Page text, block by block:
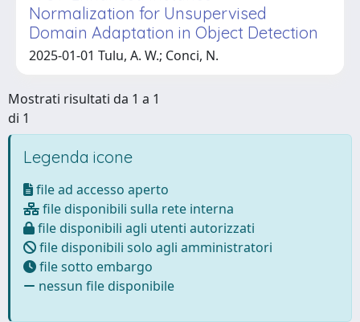
Normalization for Unsupervised
Domain Adaptation in Object Detection
2025-01-01 Tulu, A. W.; Conci, N.
Mostrati risultati da 1 a 1
di 1
Legenda icone
file ad accesso aperto
file disponibili sulla rete interna
file disponibili agli utenti autorizzati
file disponibili solo agli amministratori
file sotto embargo
nessun file disponibile